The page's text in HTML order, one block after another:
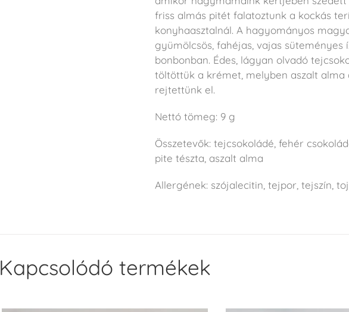
friss almás pitét falatoztunk a kockás
konyhaasztalnál. A hagyományos
gyümölcsös, fahéjas, vajas süteményes
bonbonban. Édes, lágyan olvadó
töltöttük a krémet, melyben aszalt alma
rejtettünk el.
Nettó tömeg: 9 g
Összetevők: tejcsokoládé, fehér
pite tészta, aszalt alma
Allergének: szójalecitin, tejpor, tejszín,
Kapcsolódó termékek